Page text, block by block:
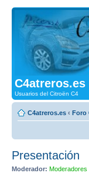
C4atreros.es
Usuarios del Citroën C4
C4atreros.es ‹ Foro
Presentación
Moderador: Moderadores